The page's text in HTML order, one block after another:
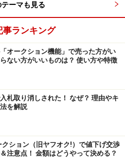
るのは18歳以上で、初回の利用
でのみになります。
金額に納得できれば買取が成立
フト券での支払いです。もし買
も、送料無料で返品をしても
ーマも見る
事ランキング
オークション機能」で売った方がい
ない方がいいものは？ 使い方や特徴
札取り消しされた！ なぜ？ 理由やキ
を解説
ション（旧ヤフオク!）で値下げ交渉
注意点！ 金額はどうやって決める？